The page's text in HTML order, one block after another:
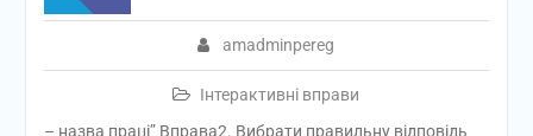
amadminpereg
Інтерактивні вправи
– назва праці” Вправа2. Вибрати правильну відповідь